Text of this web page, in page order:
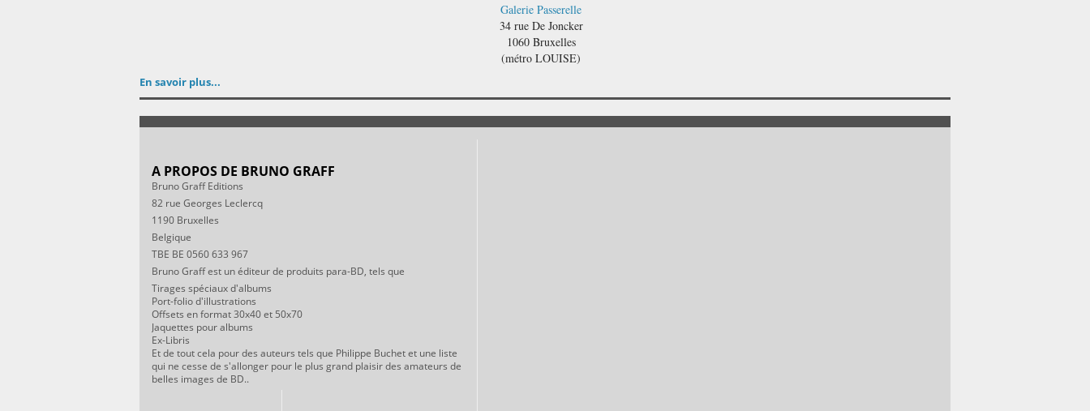
Galerie Passerelle
34 rue De Joncker
1060 Bruxelles
(métro LOUISE)
En savoir plus...
A PROPOS DE BRUNO GRAFF
Bruno Graff Editions
82 rue Georges Leclercq
1190 Bruxelles
Belgique
TBE BE 0560 633 967
Bruno Graff est un éditeur de produits para-BD, tels que
Tirages spéciaux d'albums
Port-folio d'illustrations
Offsets en format 30x40 et 50x70
Jaquettes pour albums
Ex-Libris
Et de tout cela pour des auteurs tels que Philippe Buchet et une liste
qui ne cesse de s'allonger pour le plus grand plaisir des amateurs de
belles images de BD..